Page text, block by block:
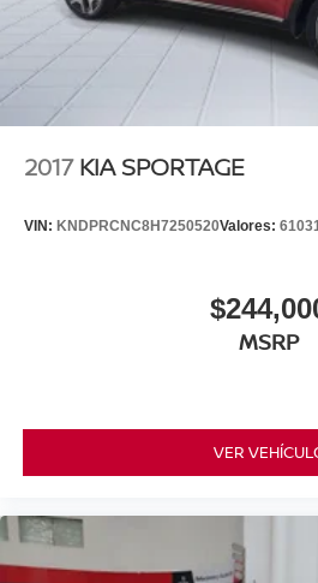
2017 KIA SPORTAGE
VIN: KNDPRCNC8H7250520Valores:
MSRP
VER